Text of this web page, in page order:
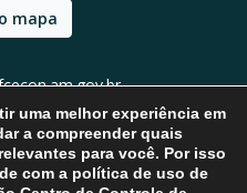
mapa
/ 3024-0421
uma melhor experiência em
a compreender quais
para você. Por isso
com a política de uso de